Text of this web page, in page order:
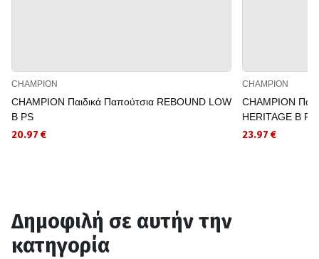
CHAMPION
CHAMPION Παιδικά Παπούτσια REBOUND LOW
B PS
20.97 €
CHAMPION
CHAMPION
HERITAGE B PS
23.97 €
Δημοφιλή σε αυτήν την
κατηγορία